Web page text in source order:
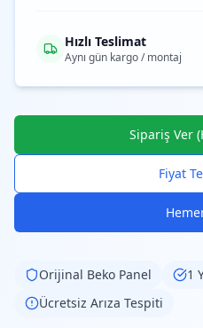
Hızlı Teslimat
Aynı gün kargo / montaj
Sipariş Ver
Fiyat
Orijinal Beko Panel
1
Ücretsiz Arıza Tespiti